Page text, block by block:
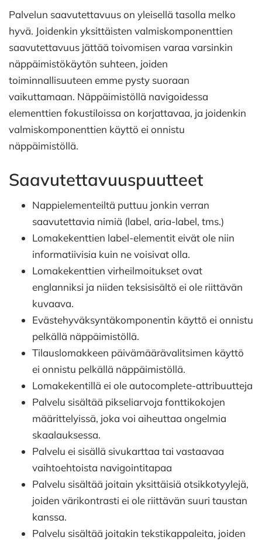
Palvelun saavutettavuus on yleisellä tasolla melko
hyvä. Joidenkin yksittäisten valmiskomponenttien
saavutettavuus jättää toivomisen varaa varsinkin
näppäimistökäytön suhteen, joiden
toiminnallisuuteen emme pysty suoraan
vaikuttamaan. Näppäimistöllä navigoidessa
elementtien fokustiloissa on korjattavaa, ja joidenkin
valmiskomponenttien käyttö ei onnistu
näppäimistöllä.
Saavutettavuuspuutteet
Nappielementeiltä puttuu jonkin verran
saavutettavia nimiä (label, aria-label, tms.)
Lomakekenttien label-elementit eivät ole niin
informatiivisia kuin ne voisivat olla.
Lomakekenttien virheilmoitukset ovat
englanniksi ja niiden teksisisältö ei ole riittävän
kuvaava.
Evästehyväksyntäkomponentin käyttö ei onnistu
pelkällä näppäimistöllä.
Tilauslomakkeen päivämäärävalitsimen käyttö
ei onnistu pelkällä näppäimistöllä.
Lomakekentillä ei ole autocomplete-attribuutteja
Palvelu sisältää pikseliarvoja fonttikokojen
määrittelyissä, joka voi aiheuttaa ongelmia
skaalauksessa.
Palvelu ei sisällä sivukarttaa tai vastaavaa
vaihtoehtoista navigointitapaa
Palvelu sisältää joitain yksittäisiä otsikkotyylejä,
joiden värikontrasti ei ole riittävän suuri taustan
kanssa.
Palvelu sisältää joitakin tekstikappaleita, joiden